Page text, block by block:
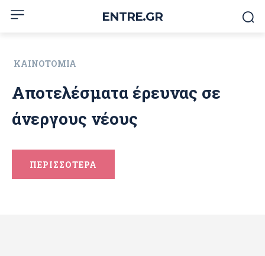
ENTRE.GR
ΚΑΙΝΟΤΟΜΊΑ
Αποτελέσματα έρευνας σε
άνεργους νέους
ΠΕΡΙΣΣΟΤΕΡΑ